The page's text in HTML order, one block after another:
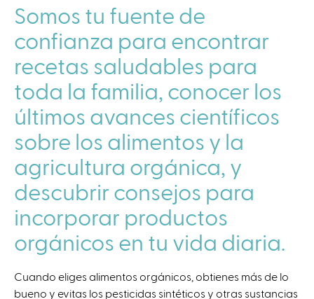
Somos tu fuente de
confianza para encontrar
recetas saludables para
toda la familia, conocer los
últimos avances científicos
sobre los alimentos y la
agricultura orgánica, y
descubrir consejos para
incorporar productos
orgánicos en tu vida diaria.
Cuando eliges alimentos orgánicos, obtienes más de lo
bueno y evitas los pesticidas sintéticos y otras sustancias